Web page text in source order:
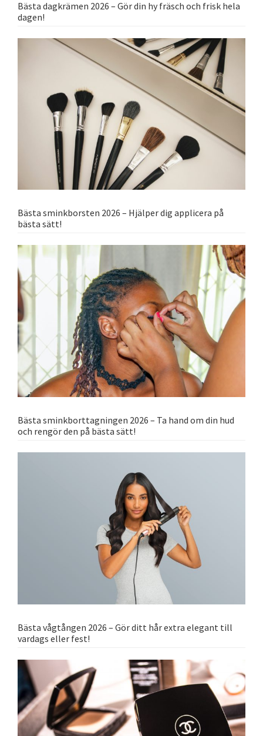
Bästa dagkrämen 2026 – Gör din hy fräsch och frisk hela
dagen!
Bästa sminkborsten 2026 – Hjälper dig applicera på
bästa sätt!
Bästa sminkborttagningen 2026 – Ta hand om din hud
och rengör den på bästa sätt!
Bästa vågtången 2026 – Gör ditt hår extra elegant till
vardags eller fest!